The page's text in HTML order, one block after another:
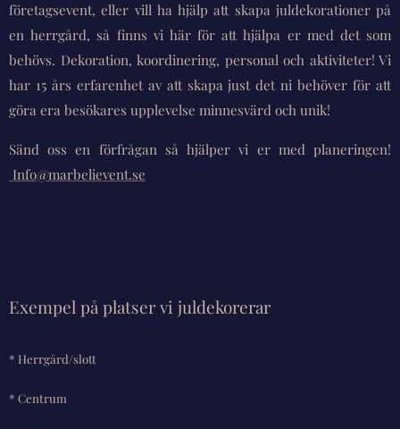
företagsevent, eller vill ha hjälp att skapa juldekorationer på
en herrgård, så finns vi här för att hjälpa er med det som
behövs. Dekoration, koordinering, personal och aktiviteter! Vi
har 15 års erfarenhet av att skapa just det ni behöver för att
göra era besökares upplevelse minnesvärd och unik!
Sänd oss en förfrågan så hjälper vi er med planeringen!
Info@marbelievent.se
Exempel på platser vi juldekorerar
* Herrgård/slott
* Centrum